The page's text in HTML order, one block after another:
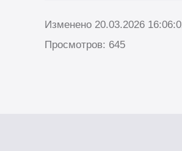
Изменено 20.03.2026
Просмотров: 645